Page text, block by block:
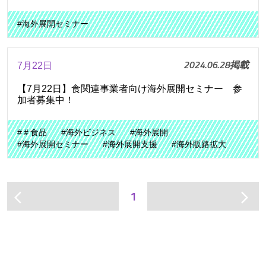
#海外展開セミナー
7月22日 2024.06.28掲載
【7月22日】食関連事業者向け海外展開セミナー 参
加者募集中！
#＃食品 #海外ビジネス
#海外展開
#海外展開セミナー
#海外展開支援 #海外販路拡大
arrow_back_ios 1 arrow_forward_ios